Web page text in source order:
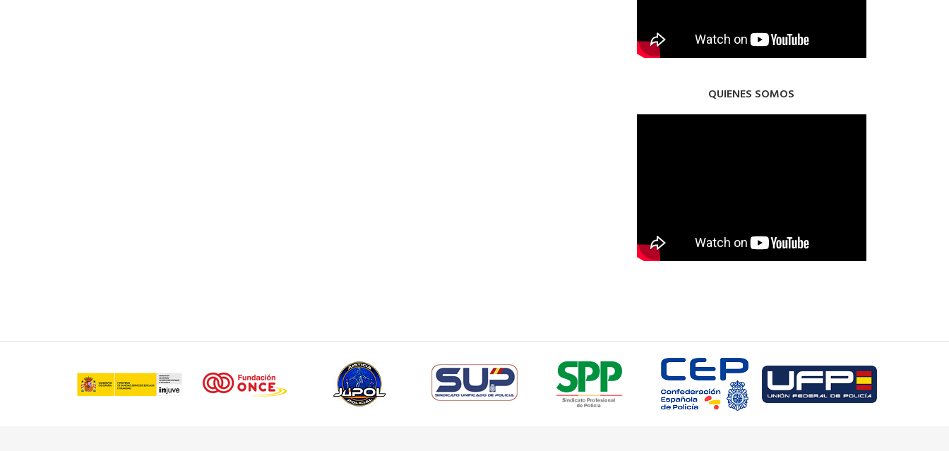
QUIENES SOMOS